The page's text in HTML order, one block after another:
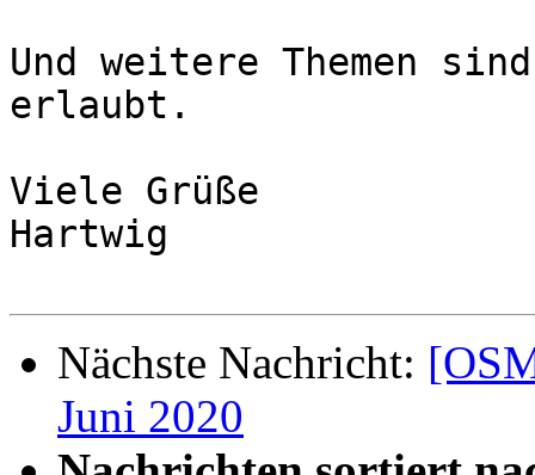
Und weitere Themen
erlaubt.
Viele Grüße
Hartwig
Nächste Nachricht:
Juni 2020